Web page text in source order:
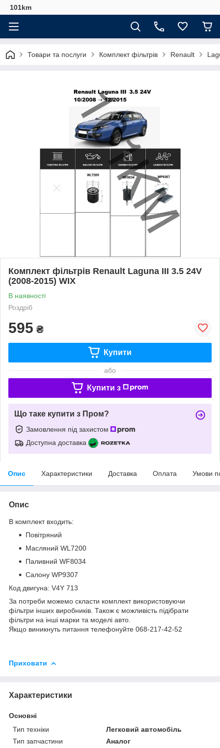
101km
Товари та послуги Комплект фільтрів Renault
Комплект фільтрів Renault Laguna III 3.5 24V
(2008-2015) WIX
В наявності
Роздріб
595 ₴
Купити
або
Купити з
Що таке купити з Пром?
Замовлення під захистом
Доступна доставка
Опис Характеристики Доставка Оплата Умови
Опис
В комплект входить:
Повітряний
Масляний WL7200
Паливний WF8034
Салону WP9307
Код двигуна: V4Y 713
За потреби можемо скласти комплект використовуючи
фільтри інших виробників. Також є можливість підібрати
фільтри на інші марки та моделі авто.
Якщо виникнуть питання телефонуйте 068-217-42-52
Приховати
Характеристики
Основні
Тип техніки
Легковий автомобіль
Тип запчастини
Аналог